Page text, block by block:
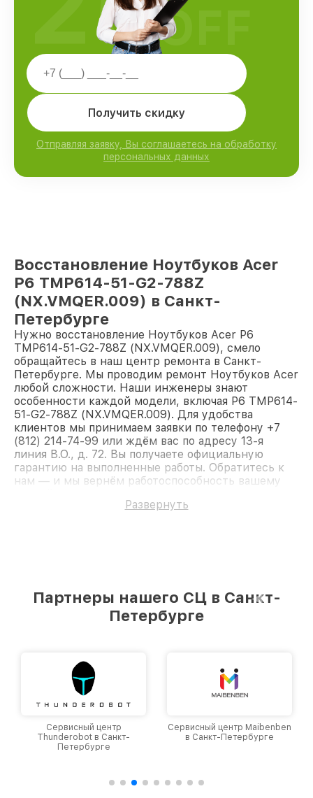
Получить скидку
Отправляя заявку, Вы соглашаетесь на обработку
персональных данных
OFF
Восстановление Ноутбуков Acer
P6 TMP614-51-G2-788Z
(NX.VMQER.009) в Санкт-
Петербурге
Нужно восстановление Ноутбуков Acer P6
TMP614-51-G2-788Z (NX.VMQER.009), смело
обращайтесь в наш центр ремонта в Санкт-
Петербурге. Мы проводим ремонт Ноутбуков Acer
любой сложности. Наши инженеры знают
особенности каждой модели, включая P6 TMP614-
51-G2-788Z (NX.VMQER.009). Для удобства
клиентов мы принимаем заявки по телефону +7
(812) 214-74-99 или ждём вас по адресу 13-я
линия В.О., д. 72. Вы получаете официальную
гарантию на выполненные работы. Обратитесь к
нам — и мы вернём работоспособность вашему
Развернуть
Партнеры нашего СЦ в Санкт-
Петербурге
Сервисный центр Maibenben
в Санкт-Петербурге
Сервисный центр Aquarius в
Санкт-Петербурге